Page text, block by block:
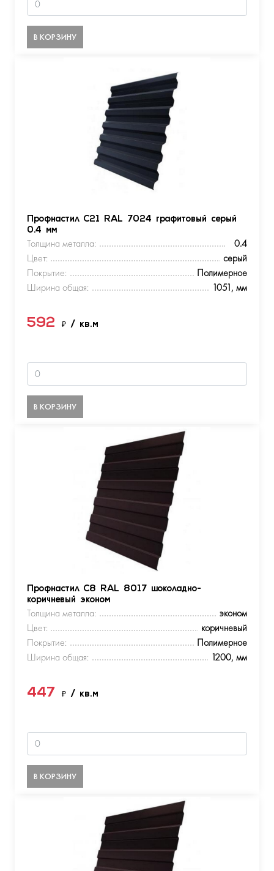
В КОРЗИНУ
Профнастил С21 RAL 7024 графитовый серый
0.4 мм
Толщина металла:
0.4
Цвет:
серый
Покрытие:
Полимерное
Ширина общая:
1051, мм
592 ₽ / кв.м
В КОРЗИНУ
Профнастил С8 RAL 8017 шоколадно-
коричневый эконом
Толщина металла:
эконом
Цвет:
коричневый
Покрытие:
Полимерное
Ширина общая:
1200, мм
447 ₽ / кв.м
В КОРЗИНУ